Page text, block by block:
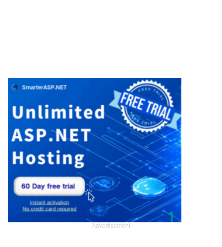
Advertisement